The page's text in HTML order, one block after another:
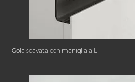
Gola scavata con maniglia a L